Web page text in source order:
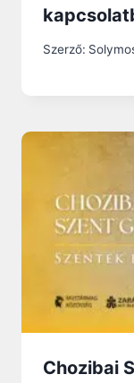
Szerző:
Chozibai